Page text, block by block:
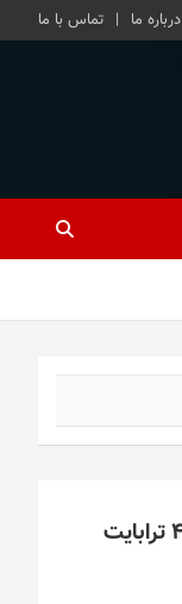
درباره ما تماس با ما
این کارت حافظه کوچک ۴ ترابایت